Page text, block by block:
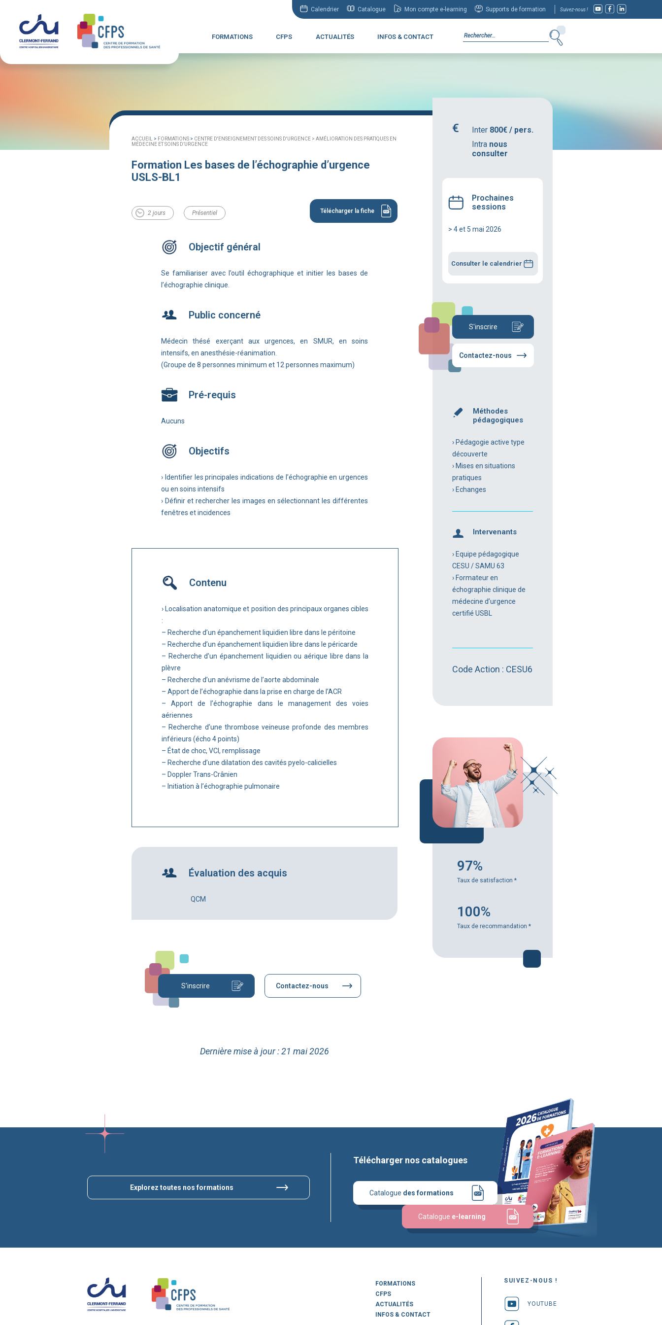
Calendrier Catalogue Mon compte e-learning Supports de formation Suivez-nous !
FORMATIONS CFPS ACTUALITÉS INFOS & CONTACT
ACCUEIL > FORMATIONS > CENTRE D'ENSEIGNEMENT DES SOINS D'URGENCE > AMÉLIORATION DES PRATIQUES EN
MÉDECINE ET SOINS D’URGENCE
Formation Les bases de l’échographie d’urgence
USLS-BL1
2 jours Présentiel Télécharger la fiche
Objectif général
Se familiariser avec l’outil échographique et initier les bases de
l’échographie clinique.
Public concerné
Médecin thésé exerçant aux urgences, en SMUR, en soins
intensifs, en anesthésie-réanimation.
(Groupe de 8 personnes minimum et 12 personnes maximum)
Pré-requis
Aucuns
Objectifs
› Identifier les principales indications de l’échographie en urgences
ou en soins intensifs
› Définir et rechercher les images en sélectionnant les différentes
fenêtres et incidences
Contenu
› Localisation anatomique et position des principaux organes cibles
:
– Recherche d’un épanchement liquidien libre dans le péritoine
– Recherche d’un épanchement liquidien libre dans le péricarde
– Recherche d’un épanchement liquidien ou aérique libre dans la
plèvre
– Recherche d’un anévrisme de l’aorte abdominale
– Apport de l’échographie dans la prise en charge de l’ACR
– Apport de l’échographie dans le management des voies
aériennes
– Recherche d’une thrombose veineuse profonde des membres
inférieurs (écho 4 points)
– État de choc, VCI, remplissage
– Recherche d’une dilatation des cavités pyelo-calicielles
– Doppler Trans-Crânien
– Initiation à l’échographie pulmonaire
Évaluation des acquis
QCM
S'inscrire Contactez-nous
Dernière mise à jour : 21 mai 2026
Inter 800€ / pers.
Intra nous
consulter
Prochaines
sessions
> 4 et 5 mai 2026
Consulter le calendrier
S'inscrire
Contactez-nous
Méthodes
pédagogiques
› Pédagogie active type
découverte
› Mises en situations
pratiques
› Echanges
Intervenants
› Equipe pédagogique
CESU / SAMU 63
› Formateur en
échographie clinique de
médecine d’urgence
certifié USBL
Code Action : CESU6
97%
Taux de satisfaction *
100%
Taux de recommandation *
Explorez toutes nos formations
Télécharger nos catalogues
Catalogue des formations
Catalogue e-learning
FORMATIONS
CFPS
ACTUALITÉS
INFOS & CONTACT
SUIVEZ-NOUS !
YOUTUBE